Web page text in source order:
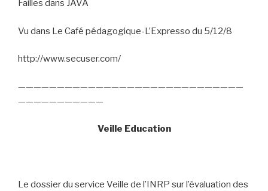
Failles dans JAVA
Vu dans Le Café pédagogique-L’Expresso du 5/12/8
http://www.secuser.com/
—————————————————————————————
———————————
Veille Education
Le dossier du service Veille de l’INRP sur l’évaluation des